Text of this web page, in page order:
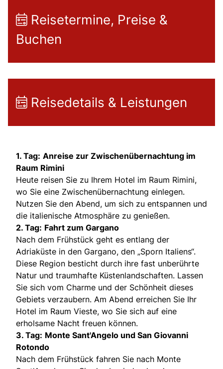
Reisetermine, Preise &
Buchen
Reisedetails & Leistungen
1. Tag: Anreise zur Zwischenübernachtung im
Raum Rimini
Heute reisen Sie zu Ihrem Hotel im Raum Rimini,
wo Sie eine Zwischenübernachtung einlegen.
Nutzen Sie den Abend, um sich zu entspannen und
die italienische Atmosphäre zu genießen.
2. Tag: Fahrt zum Gargano
Nach dem Frühstück geht es entlang der
Adriaküste in den Gargano, den „Sporn Italiens“.
Diese Region besticht durch ihre fast unberührte
Natur und traumhafte Küstenlandschaften. Lassen
Sie sich vom Charme und der Schönheit dieses
Gebiets verzaubern. Am Abend erreichen Sie Ihr
Hotel im Raum Vieste, wo Sie sich auf eine
erholsame Nacht freuen können.
3. Tag: Monte Sant'Angelo und San Giovanni
Rotondo
Nach dem Frühstück fahren Sie nach Monte